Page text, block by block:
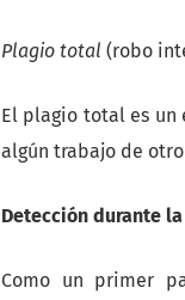
Plagio total (robo
El plagio total es un
algún trabajo de
Detección durante
Como un primer